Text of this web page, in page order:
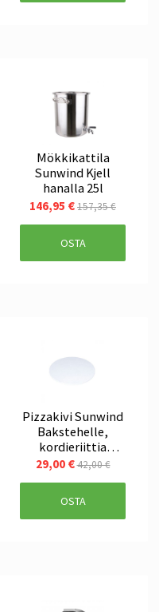
Mökkikattila
Sunwind Kjell
hanalla 25l
146,95 €157,35 €
OSTA
Pizzakivi Sunwind
Bakstehelle,
kordieriittia
halkaisija 33cm
29,00 €42,00 €
OSTA